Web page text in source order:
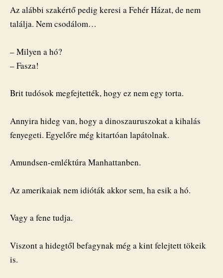
Az alábbi szakértő pedig keresi a Fehér Házat, de nem
találja. Nem csodálom…
– Milyen a hó?
– Fasza!
Brit tudósok megfejtették, hogy ez nem egy torta.
Annyira hideg van, hogy a dinoszauruszokat a kihalás
fenyegeti. Egyelőre még kitartóan lapátolnak.
Amundsen-emléktúra Manhattanben.
Az amerikaiak nem idióták akkor sem, ha esik a hó.
Vagy a fene tudja.
Viszont a hidegtől befagynak még a kint felejtett tökeik
is.